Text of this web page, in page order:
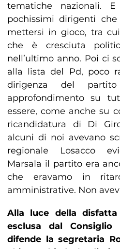
tematiche nazionali.
pochissimi dirigenti
mettersi in gioco, tra
che è cresciuta
nell’ultimo anno. Poi ci
alla lista del Pd, poco
dirigenza del
approfondimento su
essere, come anche su
ricandidatura di Di
alcuni di noi avevano
regionale Losacco
Marsala il partito era
che eravamo in
amministrative. Non
Alla luce della
esclusa dal Consiglio
difende la segretaria